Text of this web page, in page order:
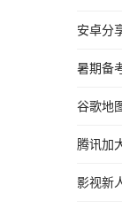
安卓分
暑期备
谷歌地
腾讯加
影视新